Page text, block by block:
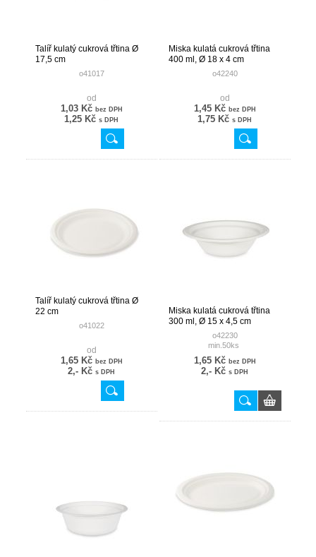
Talíř kulatý cukrová třtina Ø
17,5 cm
o41017
od
1,03 Kč bez DPH
1,25 Kč s DPH
Miska kulatá cukrová třtina
400 ml, Ø 18 x 4 cm
o42240
od
1,45 Kč bez DPH
1,75 Kč s DPH
Talíř kulatý cukrová třtina Ø
22 cm
o41022
od
1,65 Kč bez DPH
2,- Kč s DPH
Miska kulatá cukrová třtina
300 ml, Ø 15 x 4,5 cm
o42230
min.50ks
1,65 Kč bez DPH
2,- Kč s DPH